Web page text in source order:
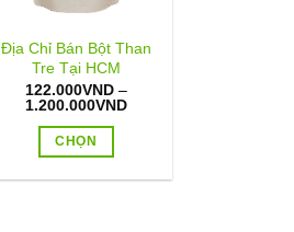
Địa Chỉ Bán Bột Than
Tre Tại HCM
122.000VND –
1.200.000VNDKhoảng
1.200.000VND
CHỌN